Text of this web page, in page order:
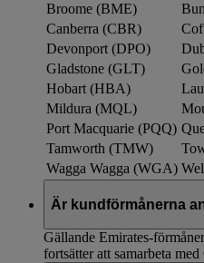
Broome (BME)
Canberra (CBR)
Devonport (DPO)
Gladstone (GLT)
Hobart (HBA)
Mildura (MQL)
Port Macquarie (PQQ)
Tamworth (TMW)
Wagga Wagga (WGA)
Är kundförmånerna
Gällande Emirates-
fortsätter att samarbeta